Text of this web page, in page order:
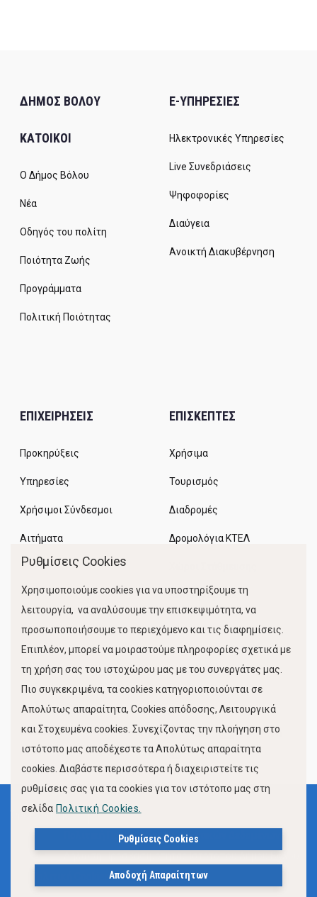
ΔΗΜΟΣ ΒΟΛΟΥ
ΚΑΤΟΙΚΟΙ
Ο Δήμος Βόλου
Νέα
Οδηγός του πολίτη
Ποιότητα Ζωής
Προγράμματα
Πολιτική Ποιότητας
E-ΥΠΗΡΕΣΙΕΣ
Ηλεκτρονικές Υπηρεσίες
Live Συνεδριάσεις
Ψηφοφορίες
Διαύγεια
Ανοικτή Διακυβέρνηση
ΕΠΙΧΕΙΡΗΣΕΙΣ
Προκηρύξεις
Υπηρεσίες
Χρήσιμοι Σύνδεσμοι
Αιτήματα
ΕΠΙΣΚΕΠΤΕΣ
Χρήσιμα
Τουρισμός
Διαδρομές
Δρομολόγια ΚΤΕΛ
Κίνηση Λιμένος
FOLLOW US
Όροι Χρήσης
Πολιτική Προστασίας Προσωπικών Δεδομένων
Πολιτική Cookies
Ρυθμίσεις Cookies
Χρησιμοποιούμε cookies για να υποστηρίξουμε τη
λειτουργία, να αναλύσουμε την επισκεψιμότητα, να
προσωποποιήσουμε το περιεχόμενο και τις διαφημίσεις.
Επιπλέον, μπορεί να μοιραστούμε πληροφορίες σχετικά με
τη χρήση σας του ιστοχώρου μας με του συνεργάτες μας.
Πιο συγκεκριμένα, τα cookies κατηγοριοποιούνται σε
Απολύτως απαραίτητα, Cookies απόδοσης, Λειτουργικά
και Στοχευμένα cookies. Συνεχίζοντας την πλοήγηση στο
ιστότοπο μας αποδέχεστε τα Απολύτως απαραίτητα
cookies. Διαβάστε περισσότερα ή διαχειριστείτε τις
ρυθμίσεις σας για τα cookies για τον ιστότοπο μας στη
σελίδα Πολιτική Cookies.
Ρυθμίσεις Cookies
Αποδοχή Απαραίτητων